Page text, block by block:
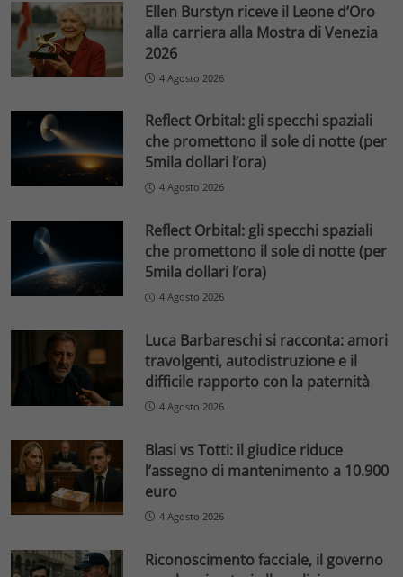
Ellen Burstyn riceve il Leone d’Oro
alla carriera alla Mostra di Venezia
2026
4 Agosto 2026
Reflect Orbital: gli specchi spaziali
che promettono il sole di notte (per
5mila dollari l’ora)
4 Agosto 2026
Reflect Orbital: gli specchi spaziali
che promettono il sole di notte (per
5mila dollari l’ora)
4 Agosto 2026
Luca Barbareschi si racconta: amori
travolgenti, autodistruzione e il
difficile rapporto con la paternità
4 Agosto 2026
Blasi vs Totti: il giudice riduce
l’assegno di mantenimento a 10.900
euro
4 Agosto 2026
Riconoscimento facciale, il governo